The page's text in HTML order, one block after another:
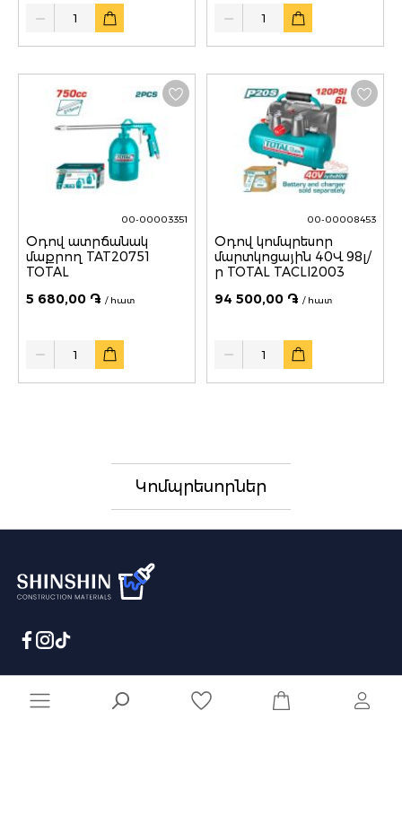
00-00003351
Օդով ատրճանակ
մաքրող TAT20751
TOTAL
5 680,00 ֏ / հատ
Quantity
00-00008453
Օդով կոմպրեսոր
մարտկոցային 40Վ 98լ/
ր TOTAL TACLI2003
94 500,00 ֏ / հատ
Quantity
Կոմպրեսորներ
041 929 929